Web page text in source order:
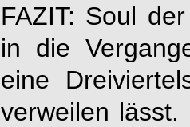
FAZIT: Soul
in die
eine
verweilen lässt.